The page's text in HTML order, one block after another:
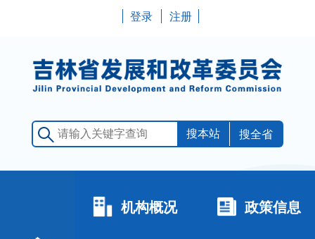
登录 注册
搜全省
机构概况 政策信息